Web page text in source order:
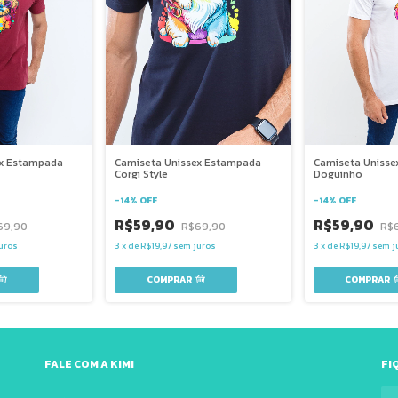
Estampada Camiseta Unissex Estampada
Corgi Style
-14% OFF
R$59,90 R$69,90
3 x deR$19,97 sem juros
COMPRAR
Camiseta
Doguinho
-14% OFF
R$59,90
3 x deR$19,97 sem
COMPRAR
FALE COM A KIMI